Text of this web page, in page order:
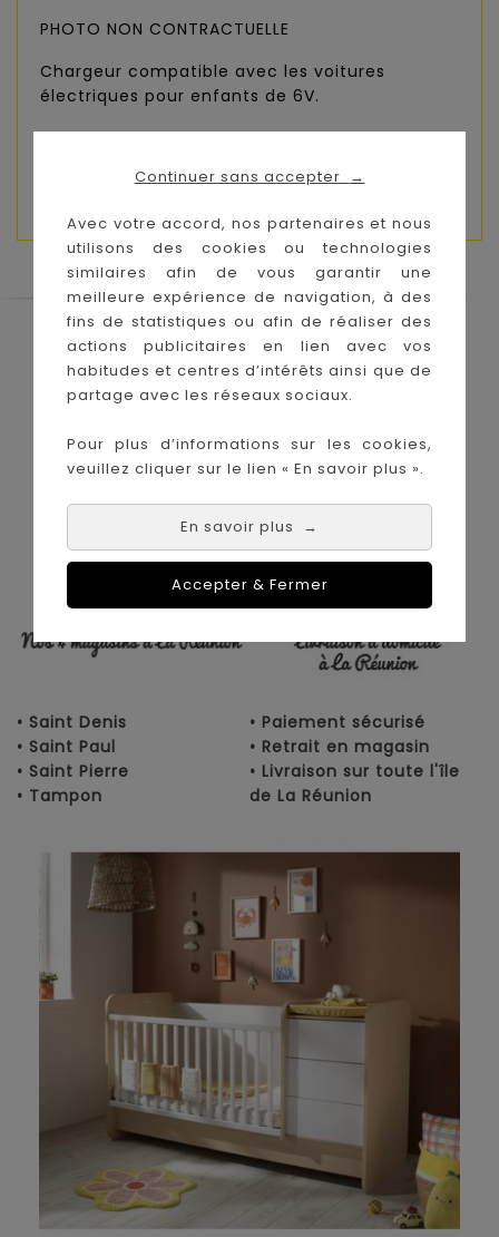
Continuer sans accepter →
Avec votre accord, nos partenaires et nous
utilisons des cookies ou technologies
similaires afin de vous garantir une
meilleure expérience de navigation, à des
fins de statistiques ou afin de réaliser des
actions publicitaires en lien avec vos
habitudes et centres d’intérêts ainsi que de
partage avec les réseaux sociaux.
Pour plus d’informations sur les cookies,
veuillez cliquer sur le lien « En savoir plus ».
En savoir plus →
Accepter & Fermer
PHOTO NON CONTRACTUELLE
Chargeur compatible avec les voitures
électriques pour enfants de 6V.
Grâce à cette chargeur 6V, vous aurez un
Le Coin des Petits propose les plus
grandes marques de puériculture aux
meilleurs prix sur l'île de la Réunion !
Nos magasins à
La Réunion :
Achat en ligne :
• Saint Denis
• Saint Paul
• Saint Pierre
• Tampon
• Paiement sécurisé
• Retrait en magasin
• Livraison sur toute l'île
de La Réunion